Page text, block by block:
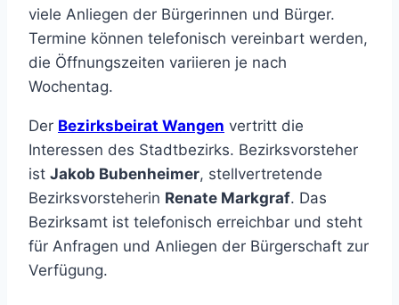
viele Anliegen der Bürgerinnen und Bürger.
Termine können telefonisch vereinbart werden,
die Öffnungszeiten variieren je nach
Wochentag.
Der Bezirksbeirat Wangen vertritt die
Interessen des Stadtbezirks. Bezirksvorsteher
ist Jakob Bubenheimer, stellvertretende
Bezirksvorsteherin Renate Markgraf. Das
Bezirksamt ist telefonisch erreichbar und steht
für Anfragen und Anliegen der Bürgerschaft zur
Verfügung.